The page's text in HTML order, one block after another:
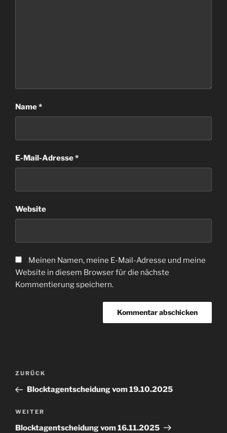
Name*
E-Mail-Adresse*
Website
Meinen Namen, meine E-Mail-Adresse und meine
Website in diesem Browser für die nächste
Kommentierung speichern.
Beitragsnavigation
Vorheriger
Beitrag
ZURÜCK
Blocktagentscheidung vom 19.10.2025
Nächster
Beitrag
WEITER
Blocktagentscheidung vom 16.11.2025